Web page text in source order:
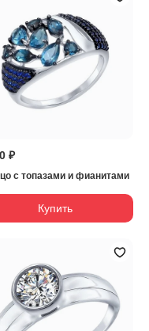
₽
с топазами и фианитами
Купить